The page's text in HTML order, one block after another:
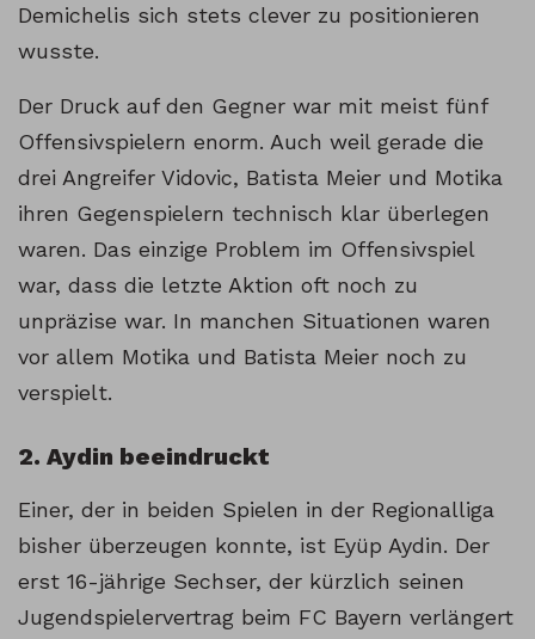
Demichelis sich stets clever zu positionieren
wusste.
Der Druck auf den Gegner war mit meist fünf
Offensivspielern enorm. Auch weil gerade die
drei Angreifer Vidovic, Batista Meier und Motika
ihren Gegenspielern technisch klar überlegen
waren. Das einzige Problem im Offensivspiel
war, dass die letzte Aktion oft noch zu
unpräzise war. In manchen Situationen waren
vor allem Motika und Batista Meier noch zu
verspielt.
2. Aydin beeindruckt
Einer, der in beiden Spielen in der Regionalliga
bisher überzeugen konnte, ist Eyüp Aydin. Der
erst 16-jährige Sechser, der kürzlich seinen
Jugendspielervertrag beim FC Bayern verlängert